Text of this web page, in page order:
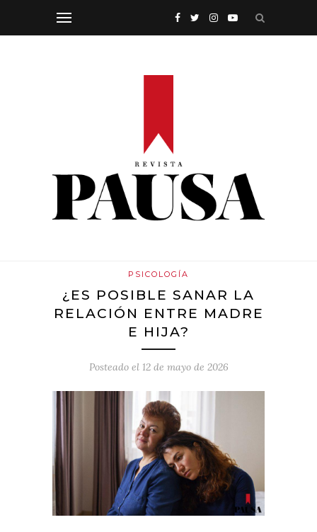
PSICOLOGÍA
¿ES POSIBLE SANAR LA
RELACIÓN ENTRE MADRE
E HIJA?
Posteado el 12 de mayo de 2026